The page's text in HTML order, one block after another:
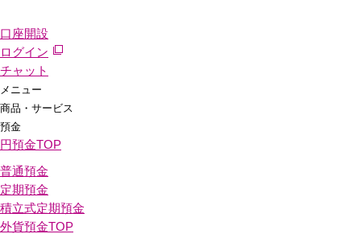
口座開設
ログイン
チャット
メニュー
商品・サービス
預金
円預金TOP
普通預金
定期預金
積立式定期預金
外貨預金TOP